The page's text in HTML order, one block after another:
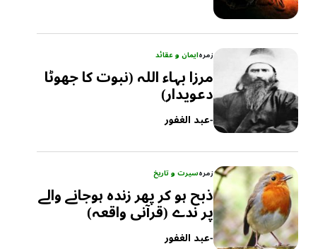
زمرہایمان و عقائد
مرزا بہاء اللہ (نبوت کا جھوٹا
دعویدار)
-عبد الغفور
زمرہسیرت و تاریخ
ذبح ہو کر پھر زندہ ہوجانے والے
پر ندے (قرآنی واقعہ)
-عبد الغفور